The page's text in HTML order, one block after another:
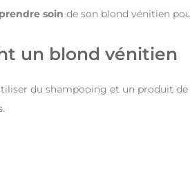
soin de son blond vénitien
un blond vénitien
du shampooing et un produit